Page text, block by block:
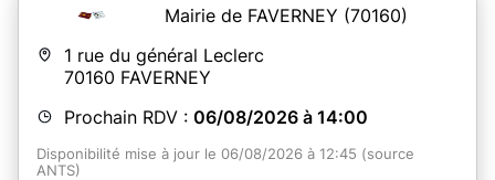
Mairie de FAVERNEY (70160)
1 rue du général Leclerc
70160 FAVERNEY
Prochain RDV : 06/08/2026 à 14:00
Disponibilité mise à jour le 06/08/2026 à 12:45 (source
ANTS)